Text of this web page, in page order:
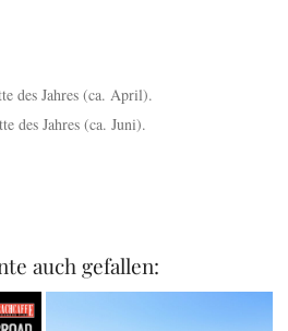
des Jahres (ca. April).
des Jahres (ca. Juni).
auch gefallen: